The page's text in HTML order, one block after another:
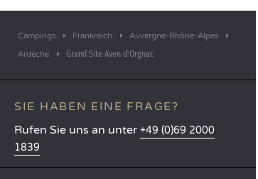
Campings Frankreich
Auvergne-Rhône-Alpes
Ardèche
Grand Site Aven d'Orgnac
SIE HABEN EINE FRAGE?
Rufen Sie uns an unter +49 (0)69 2000
1839